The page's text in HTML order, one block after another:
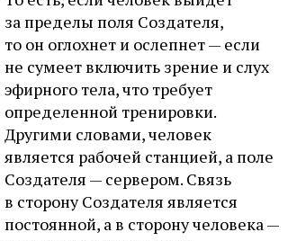
за пределы поля Создателя,
то он оглохнет и ослепнет — если
не сумеет включить зрение и слух
эфирного тела, что требует
определенной тренировки.
Другими словами, человек
является рабочей станцией, а поле
Создателя — сервером. Связь
в сторону Создателя является
постоянной, а в сторону человека —